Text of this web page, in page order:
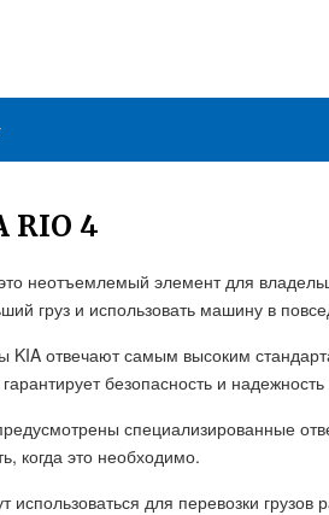
4
неотъемлемый элемент для
груз и использовать машину в
отвечают самым высоким
безопасность и
специализированные
когда это необходимо.
для перевозки грузов